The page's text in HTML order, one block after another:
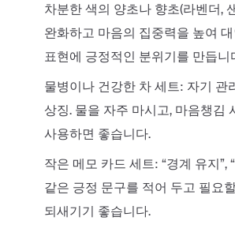
차분한 색의 양초나 향초(라벤더,
완화하고 마음의 집중력을 높여
표현에 긍정적인 분위기를 만듭니
물병이나 건강한 차 세트: 자기 관
상징. 물을 자주 마시고, 마음챙김
사용하면 좋습니다.
작은 메모 카드 세트: “경계 유지”,
같은 긍정 문구를 적어 두고 필요
되새기기 좋습니다.